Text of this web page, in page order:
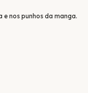
e nos punhos da manga.